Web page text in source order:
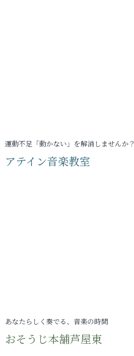
運動不足「動かない」を解消しませんか？
アテイン音楽教室
あなたらしく奏でる、音楽の時間
おそうじ本舗芦屋東